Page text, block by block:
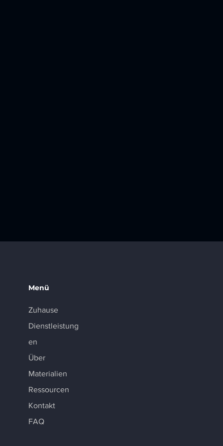
Menü
Zuhause
Dienstleistung
en
Über
Materialien
Ressourcen
Kontakt
FAQ